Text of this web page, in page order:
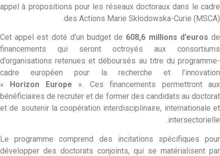
appel à propositions pour les réseaux doctoraux dans le cadre
des Actions Marie Skłodowska-Curie (MSCA).
Cet appel est doté d’un budget de 608,6 millions d’eurosde
financements qui seront octroyés aux consortiums
d’organisations retenues et déboursés au titre du programme-
cadre européen pour la recherche et l’innovation
«
Horizon Europe ». Ces financements permettront aux
bénéficiaires de recruter et de former des candidats au doctorat
et de soutenir la coopération interdisciplinaire, internationale et
intersectorielle.
Le programme comprend des incitations spécifiques pour
développer des doctorats conjoints, qui se matérialisent par